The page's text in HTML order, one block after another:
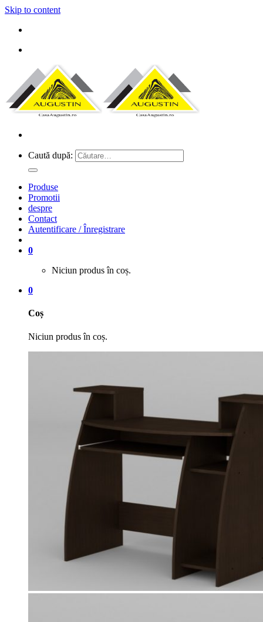
Skip to content
Caută după:
Produse
Promotii
despre
Contact
Autentificare / Înregistrare
0
Niciun produs în coș.
0
Coș
Niciun produs în coș.